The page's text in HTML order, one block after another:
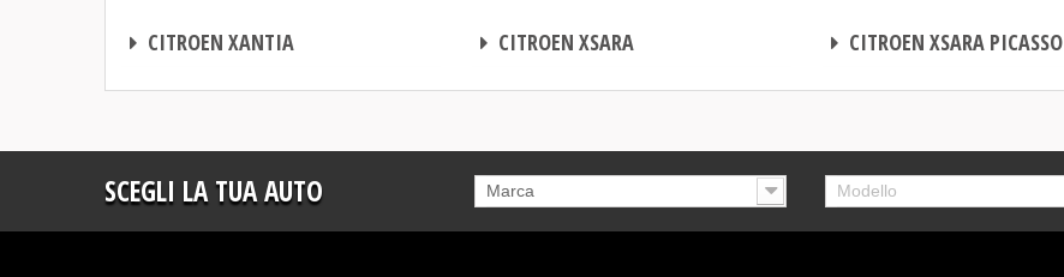
CITROEN XANTIA CITROEN XSARA CITROEN XSARA PICASSO
SCEGLI LA TUA AUTO Marca Modello